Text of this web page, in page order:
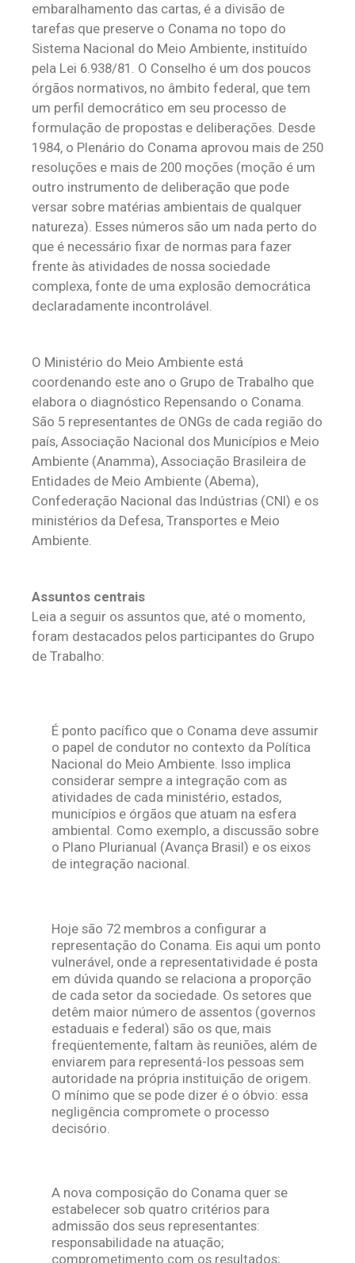
embaralhamento das cartas, é a divisão de
tarefas que preserve o Conama no topo do
Sistema Nacional do Meio Ambiente, instituído
pela Lei 6.938/81. O Conselho é um dos poucos
órgãos normativos, no âmbito federal, que tem
um perfil democrático em seu processo de
formulação de propostas e deliberações. Desde
1984, o Plenário do Conama aprovou mais de 250
resoluções e mais de 200 moções (moção é um
outro instrumento de deliberação que pode
versar sobre matérias ambientais de qualquer
natureza). Esses números são um nada perto do
que é necessário fixar de normas para fazer
frente às atividades de nossa sociedade
complexa, fonte de uma explosão democrática
declaradamente incontrolável.
O Ministério do Meio Ambiente está
coordenando este ano o Grupo de Trabalho que
elabora o diagnóstico Repensando o Conama.
São 5 representantes de ONGs de cada região do
país, Associação Nacional dos Municípios e Meio
Ambiente (Anamma), Associação Brasileira de
Entidades de Meio Ambiente (Abema),
Confederação Nacional das Indústrias (CNI) e os
ministérios da Defesa, Transportes e Meio
Ambiente.
Assuntos centrais
Leia a seguir os assuntos que, até o momento,
foram destacados pelos participantes do Grupo
de Trabalho:
É ponto pacífico que o Conama deve assumir
o papel de condutor no contexto da Política
Nacional do Meio Ambiente. Isso implica
considerar sempre a integração com as
atividades de cada ministério, estados,
municípios e órgãos que atuam na esfera
ambiental. Como exemplo, a discussão sobre
o Plano Plurianual (Avança Brasil) e os eixos
de integração nacional.
Hoje são 72 membros a configurar a
representação do Conama. Eis aqui um ponto
vulnerável, onde a representatividade é posta
em dúvida quando se relaciona a proporção
de cada setor da sociedade. Os setores que
detêm maior número de assentos (governos
estaduais e federal) são os que, mais
freqüentemente, faltam às reuniões, além de
enviarem para representá-los pessoas sem
autoridade na própria instituição de origem.
O mínimo que se pode dizer é o óbvio: essa
negligência compromete o processo
decisório.
A nova composição do Conama quer se
estabelecer sob quatro critérios para
admissão dos seus representantes:
responsabilidade na atuação;
comprometimento com os resultados;